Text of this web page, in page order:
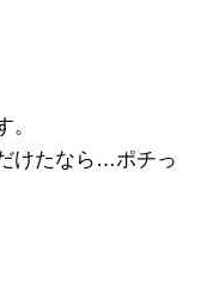
けたなら…ポチっ